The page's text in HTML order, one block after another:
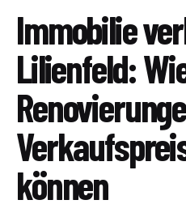
Immobilie
Lilienfeld:
können